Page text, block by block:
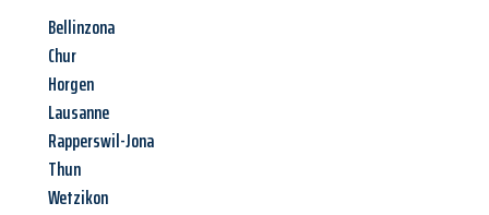
Bellinzona
Chur
Horgen
Lausanne
Rapperswil-Jona
Thun
Wetzikon